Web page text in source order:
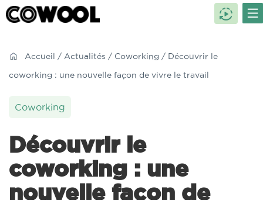
Accueil / Actualités / Coworking / Découvrir le
coworking : une nouvelle façon de vivre le travail
Coworking
Découvrir le
coworking : une
nouvelle façon de